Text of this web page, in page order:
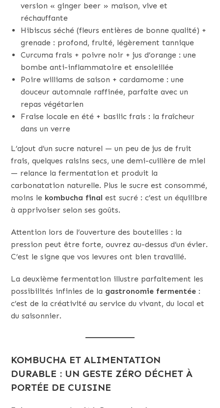
version « ginger beer » maison, vive et
réchauffante
Hibiscus séché (fleurs entières de bonne qualité) +
grenade : profond, fruité, légèrement tannique
Curcuma frais + poivre noir + jus d’orange : une
bombe anti-inflammatoire et ensoleillée
Poire williams de saison + cardamome : une
douceur automnale raffinée, parfaite avec un
repas végétarien
Fraise locale en été + basilic frais : la fraîcheur
dans un verre
L’ajout d’un sucre naturel — un peu de jus de fruit
frais, quelques raisins secs, une demi-cuillère de miel
— relance la fermentation et produit la
carbonatation naturelle. Plus le sucre est consommé,
moins le kombucha final est sucré : c’est un équilibre
à apprivoiser selon ses goûts.
Attention lors de l’ouverture des bouteilles : la
pression peut être forte, ouvrez au-dessus d’un évier.
C’est le signe que vos levures ont bien travaillé.
La deuxième fermentation illustre parfaitement les
possibilités infinies de la gastronomie fermentée :
c’est de la créativité au service du vivant, du local et
du saisonnier.
KOMBUCHA ET ALIMENTATION
DURABLE : UN GESTE ZÉRO DÉCHET À
PORTÉE DE CUISINE